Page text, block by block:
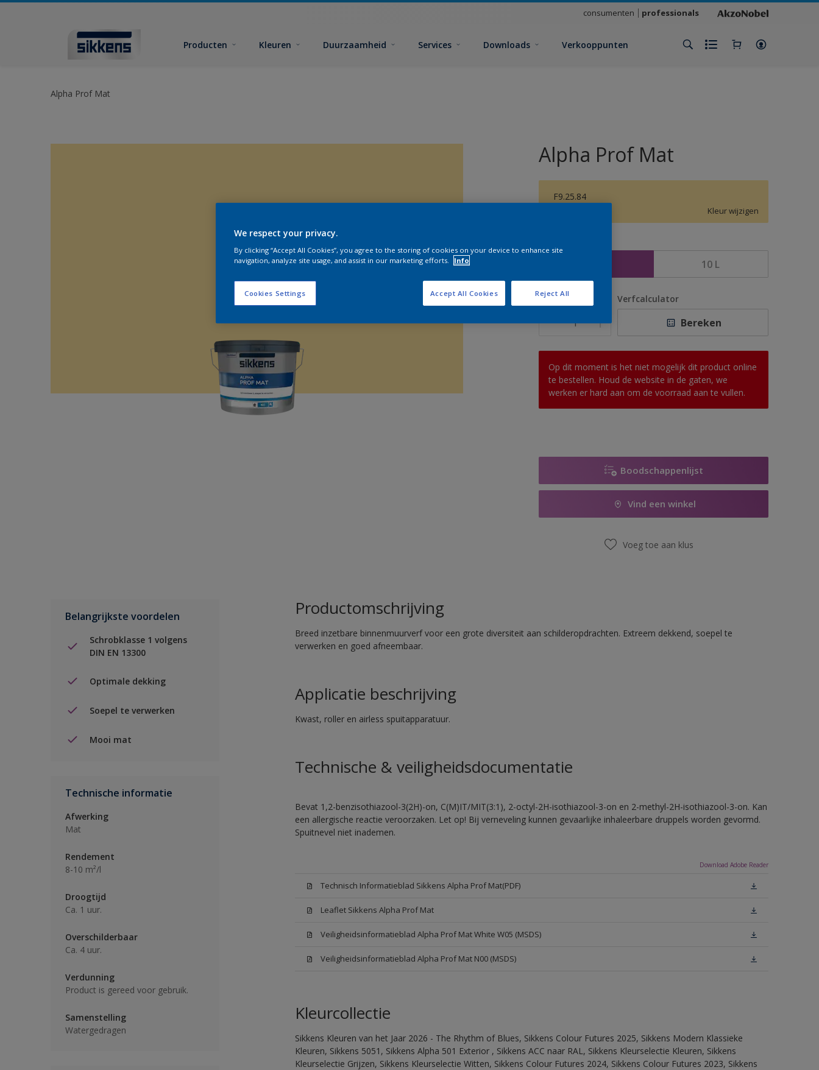
consumenten professionals
Producten Kleuren Duurzaamheid Services Downloads Verkooppunten
Alpha Prof Mat
Alpha Prof Mat
F9.25.84
Kleur wijzigen
10 L
Aantal Verfcalculator
Bereken
Op dit moment is het niet mogelijk dit product online
te bestellen. Houd de website in de gaten, we
werken er hard aan om de voorraad aan te vullen.
Boodschappenlijst
Vind een winkel
Voeg toe aan klus
Belangrijkste voordelen
Schrobklasse 1 volgens
DIN EN 13300
Optimale dekking
Soepel te verwerken
Mooi mat
Technische informatie
Afwerking
Mat
Rendement
8-10 m²/l
Droogtijd
Ca. 1 uur.
Overschilderbaar
Ca. 4 uur.
Verdunning
Product is gereed voor gebruik.
Samenstelling
Watergedragen
Productomschrijving
Breed inzetbare binnenmuurverf voor een grote diversiteit aan schilderopdrachten. Extreem dekkend, soepel te
verwerken en goed afneembaar.
Applicatie beschrijving
Kwast, roller en airless spuitapparatuur.
Technische & veiligheidsdocumentatie
Bevat 1,2-benzisothiazool-3(2H)-on, C(M)IT/MIT(3:1), 2-octyl-2H-isothiazool-3-on en 2-methyl-2H-isothiazool-3-on. Kan
een allergische reactie veroorzaken. Let op! Bij verneveling kunnen gevaarlijke inhaleerbare druppels worden gevormd.
Spuitnevel niet inademen.
Download Adobe Reader
Technisch Informatieblad Sikkens Alpha Prof Mat(PDF)
Leaflet Sikkens Alpha Prof Mat
Veiligheidsinformatieblad Alpha Prof Mat White W05 (MSDS)
Veiligheidsinformatieblad Alpha Prof Mat N00 (MSDS)
Kleurcollectie
Sikkens Kleuren van het Jaar 2026 - The Rhythm of Blues, Sikkens Colour Futures 2025, Sikkens Modern Klassieke
Kleuren, Sikkens 5051, Sikkens Alpha 501 Exterior , Sikkens ACC naar RAL, Sikkens Kleurselectie Kleuren, Sikkens
Kleurselectie Grijzen, Sikkens Kleurselectie Witten, Sikkens Colour Futures 2024, Sikkens Colour Futures 2023, Sikkens
We respect your privacy.
By clicking “Accept All Cookies”, you agree to the storing of cookies on your device to enhance site
navigation, analyze site usage, and assist in our marketing efforts.
Info
Cookies Settings Reject All
Accept All Cookies